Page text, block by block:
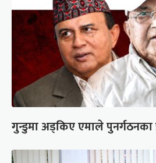
गुन्डुमा अड्किए एमाले पुनर्गठनका